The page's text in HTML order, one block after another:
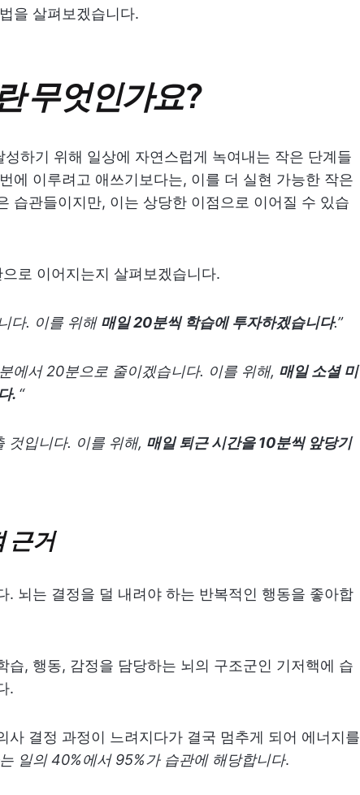
을 살펴보겠습니다.
무엇인가요?
하기 위해 일상에 자연스럽게 녹여내는 작은 단계들
에 이루려고 애쓰기보다는, 이를 더 실현 가능한 작은
습관들이지만, 이는 상당한 이점으로 이어질 수 있습
로 이어지는지 살펴보겠습니다.
다. 이를 위해 매일 20분씩 학습에 투자하겠습니다.”
에서 20분으로 줄이겠습니다. 이를 위해, 매일 소셜 미
. “
것입니다. 이를 위해, 매일 퇴근 시간을 10분씩 앞당기
근거
. 뇌는 결정을 덜 내려야 하는 반복적인 행동을 좋아합
습, 행동, 감정을 담당하는 뇌의 구조군인 기저핵에 습
.
사 결정 과정이 느려지다가 결국 멈추게 되어 에너지를
일의 40%에서 95%가 습관에 해당합니다.